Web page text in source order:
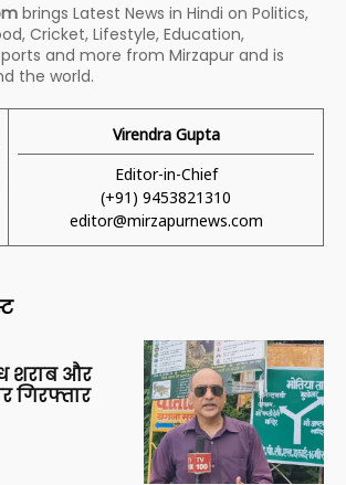
brings Latest News in Hindi on Politics,
Cricket, Lifestyle, Education,
and more from Mirzapur and is
the world.
Virendra Gupta
Editor-in-Chief
(+91) 9453821310
editor@mirzapurnews.com
शराब और
गिरफ्तार